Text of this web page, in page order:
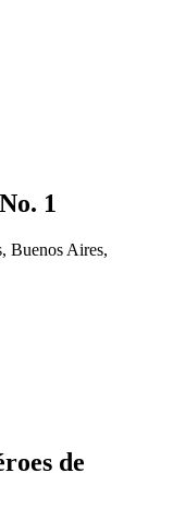
1
Buenos Aires,
de